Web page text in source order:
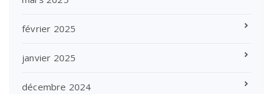
février 2025
janvier 2025
décembre 2024